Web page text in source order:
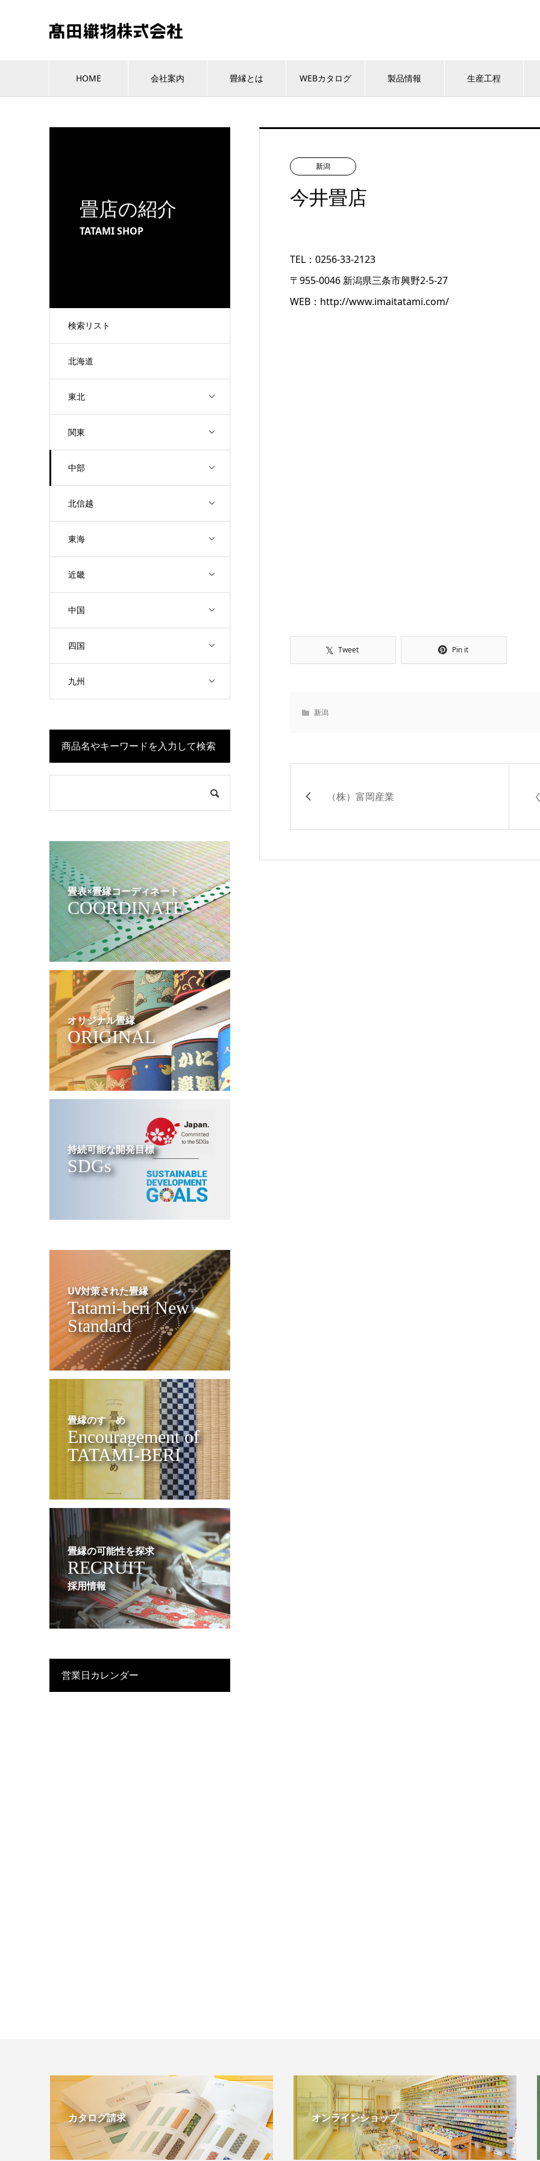
HOME 会社案内 畳縁とは WEBカタログ 製品情報 生産工程
畳店の紹介
TATAMI SHOP
検索リスト
北海道
東北
関東
中部
北信越
東海
近畿
中国
四国
九州
新潟
今井畳店
TEL：0256-33-2123
〒955-0046 新潟県三条市興野2-5-27
WEB： http://www.imaitatami.com/
Tweet Pin it
新潟
（株）富岡産業
商品名やキーワードを入力して検索
畳表×畳縁コーディネート
COORDINATE
オリジナル畳縁
ORIGINAL
持続可能な開発目標
SDGs
UV対策された畳縁
Tatami-beri New
Standard
畳縁のすゝめ
Encouragement of
TATAMI-BERI
畳縁の可能性を探求
RECRUIT
採用情報
営業日カレンダー
カタログ請求 オンラインショップ